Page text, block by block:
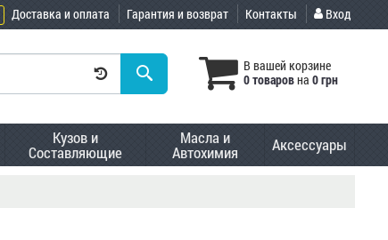
Доставка и оплата Гарантия и возврат Контакты Вход
В вашей корзине
0 товаровна 0 грн
Кузов и
Составляющие
Масла и
Автохимия Аксессуары